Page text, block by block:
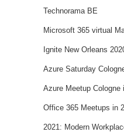
Technorama BE
Microsoft 365 virtual
Ignite New Orleans
Azure Saturday
Azure Meetup Cologne
Office 365 Meetups in
2021: Modern